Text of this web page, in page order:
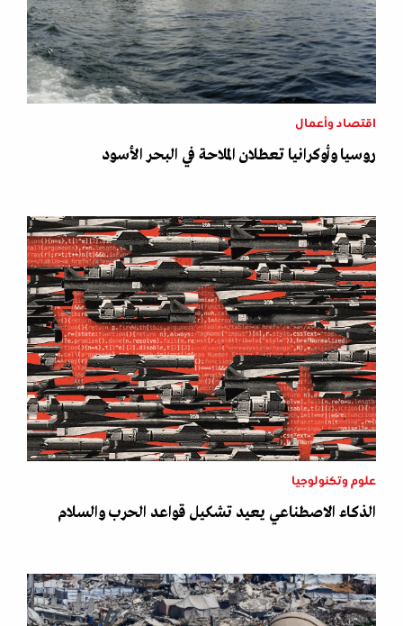
اقتصاد وأعمال
روسيا وأوكرانيا تعطلان الملاحة في البحر الأسود
علوم وتكنولوجيا
الذكاء الاصطناعي يعيد تشكيل قواعد الحرب والسلام